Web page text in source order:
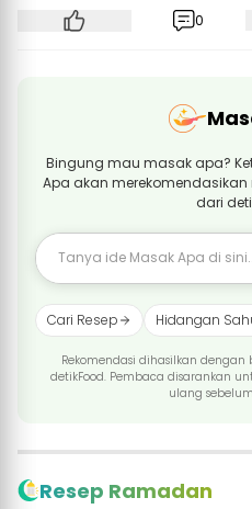
0
Bingung mau masak apa?
Apa akan
dari
Cari Resep Hidangan
Rekomendasi dihasilkan
detikFood. Pembaca disarankan
ulang
Resep Ramadan